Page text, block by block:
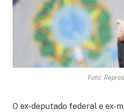
Foto:
O ex-deputado federal e ex-